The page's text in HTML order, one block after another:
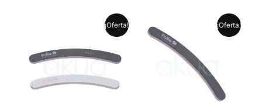
¡Oferta!
original
era:
18,70 €.
precio
actual
es:
15,99 €.
tiene
múltiples
variantes.
¡Oferta!
precio
original
era:
precio
es:
0,99 €.